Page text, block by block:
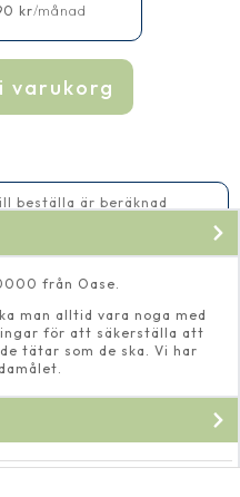
kr/månad
varukorg
beställa är beräknad
från Oase.
man alltid vara noga med
för att säkerställa att
tätar som de ska. Vi har